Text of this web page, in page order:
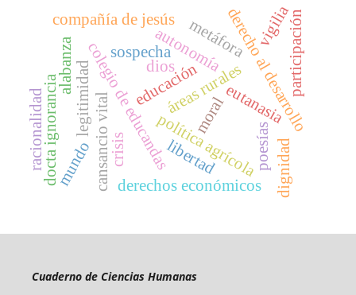
educación
áreas rurales
colegio de educandas eutanasia
cansancio vital
autonomíaderecho al desarrollo
derechos económicos
compañía de jesús
política agrícola
legitimidad
participación
crisis
sospecha
alabanza metáfora
poesías
docta ignorancia moral
dios
mundo libertad
racionalidad
vigilia
dignidad
Cuaderno de Ciencias Humanas